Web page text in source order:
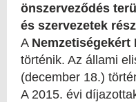
önszerveződés
és szervezetek
A Nemzetiségekért
történik. Az állami
(december 18.)
A 2015. évi